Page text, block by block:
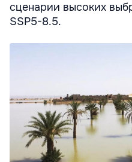
сценарии высоких
SSP5-8.5.